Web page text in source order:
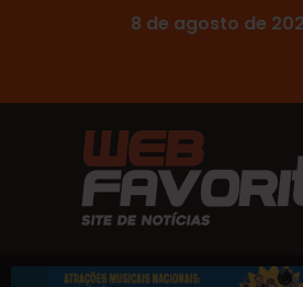
8 de agosto de